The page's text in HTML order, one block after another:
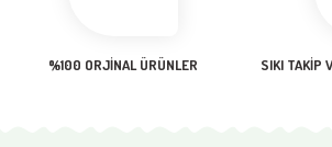
%100 ORJİNAL ÜRÜNLER SIKI TAKİP